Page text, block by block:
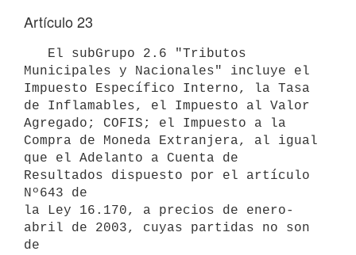
Artículo 23
Municipales y Nacionales" incluye el
Impuesto Específico Interno, la Tasa
de Inflamables, el Impuesto al Valor
Agregado; COFIS; el Impuesto a la
Compra de Moneda Extranjera, al igual
que el Adelanto a Cuenta de
Resultados dispuesto por el artículo
Nº643 de
la Ley 16.170, a precios de enero-
abril de 2003, cuyas partidas no son
de